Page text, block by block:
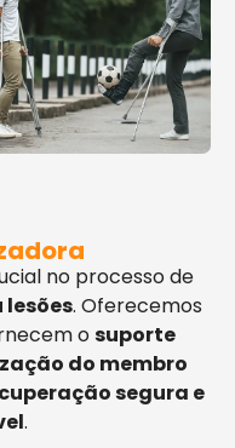
no processo de
. Oferecemos
osuporte
do membro
segura e
.